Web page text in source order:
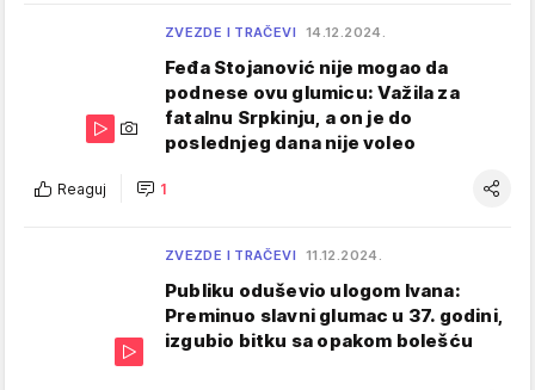
ZVEZDE I TRAČEVI 14.12.2024.
Feđa Stojanović nije mogao da
podnese ovu glumicu: Važila za
fatalnu Srpkinju, a on je do
poslednjeg dana nije voleo
Reaguj 1
ZVEZDE I TRAČEVI 11.12.2024.
Publiku oduševio ulogom Ivana:
Preminuo slavni glumac u 37. godini,
izgubio bitku sa opakom bolešću